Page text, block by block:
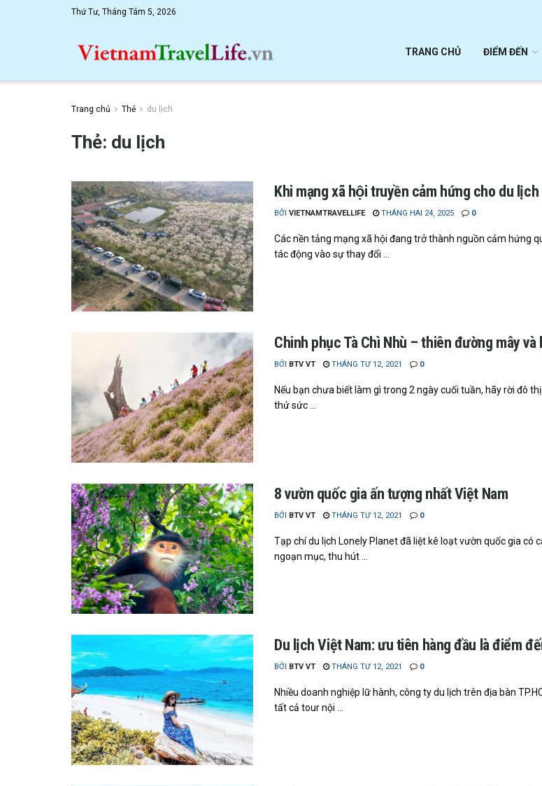
Thứ Tư, Tháng Tám 5, 2026
TRANG CHỦ ĐIỂM ĐẾN
Trang chủ Thẻ du lịch
Thẻ: du lịch
Khi mạng xã hội truyền cảm hứng cho du lịch
BỞI VIETNAMTRAVELLIFE THÁNG HAI 24, 2025 0
Các nền tảng mạng xã hội đang trở thành nguồn cảm hứng
tác động vào sự thay đổi ...
Chinh phục Tà Chì Nhù – thiên đường mây và
BỞI BTV VT THÁNG TƯ 12, 2021 0
Nếu bạn chưa biết làm gì trong 2 ngày cuối tuần, hãy rời đô
thử sức ...
8 vườn quốc gia ấn tượng nhất Việt Nam
BỞI BTV VT THÁNG TƯ 12, 2021 0
Tạp chí du lịch Lonely Planet đã liệt kê loạt vườn quốc gia có
ngoạn mục, thu hút ...
Du lịch Việt Nam: ưu tiên hàng đầu là điểm
BỞI BTV VT THÁNG TƯ 12, 2021 0
Nhiều doanh nghiệp lữ hành, công ty du lịch trên địa bàn
tất cả tour nội ...